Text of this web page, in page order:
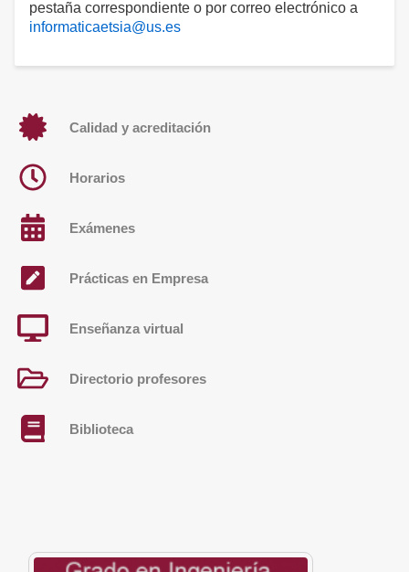
pestaña correspondiente o por correo electrónico a
informaticaetsia@us.es
Calidad y acreditación
Horarios
Exámenes
Prácticas en Empresa
Enseñanza virtual
Directorio profesores
Biblioteca